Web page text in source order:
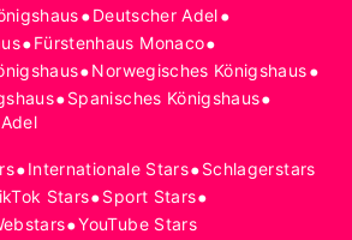
•Deutscher Adel•
•Fürstenhaus Monaco•
•Norwegisches Königshaus•
•Spanisches Königshaus•
•Internationale Stars•Schlagerstars
Stars•Sport Stars•
•YouTube Stars